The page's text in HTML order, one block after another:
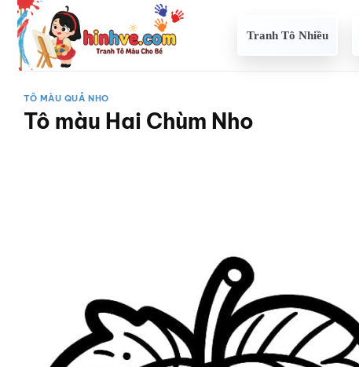
qua
dung
Tranh Tô Nhiều
TÔ MÀU QUẢ NHO
Tô màu Hai Chùm Nho